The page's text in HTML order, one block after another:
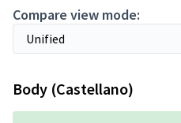
Compare view mode:
Body (Castellano)